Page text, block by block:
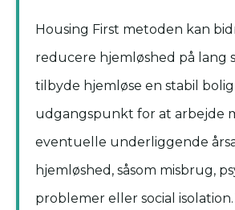
Housing First metoden kan
reducere hjemløshed på lang
tilbyde hjemløse en stabil bolig
udgangspunkt for at arbejde
eventuelle underliggende
hjemløshed, såsom misbrug,
problemer eller social isolation.